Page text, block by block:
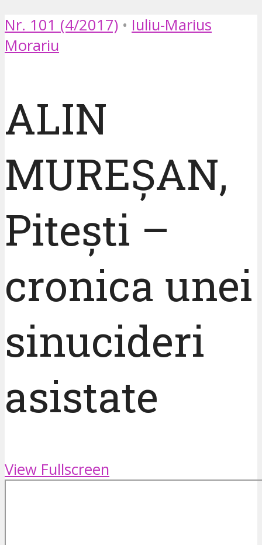
Nr. 101 (4/2017) • Iuliu-Marius
Morariu
ALIN
MUREȘAN,
Pitești –
cronica unei
sinucideri
asistate
View Fullscreen